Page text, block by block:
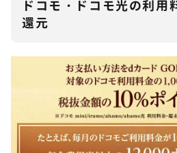
ドコモ・ドコモ光の利用
還元